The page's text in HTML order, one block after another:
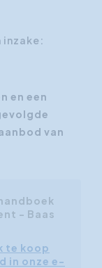
en een
van
- Baas
te koop
in onze e-